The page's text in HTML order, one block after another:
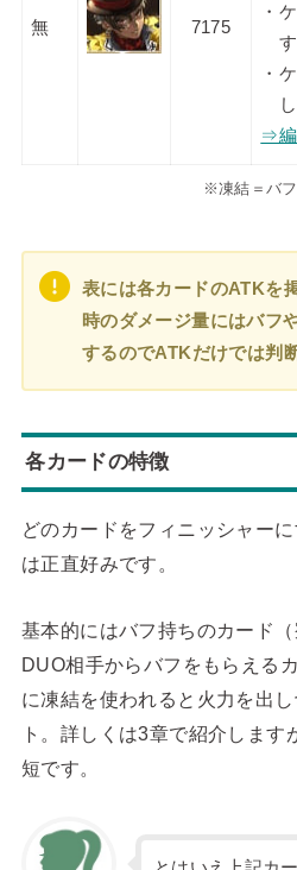
無 7175
・
す
・
し
⇒編
※凍結＝バ
表には各カードのATKを
時のダメージ量にはバフ
するのでATKだけでは判
各カードの特徴
どのカードをフィニッシャー
は正直好みです。
基本的にはバフ持ちのカード
DUO相手からバフをもらえる
に凍結を使われると火力を出
ト。詳しくは3章で紹介します
短です。